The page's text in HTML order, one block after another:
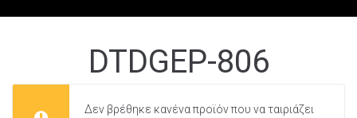
DTDGEP-806
Δεν βρέθηκε κανένα προϊόν που να ταιριάζει